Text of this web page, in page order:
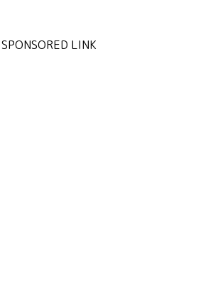
SPONSORED LINK